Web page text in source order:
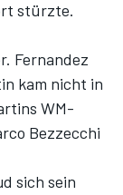
stürzte.
Fernandez
kam nicht in
WM-
Bezzecchi
sich sein